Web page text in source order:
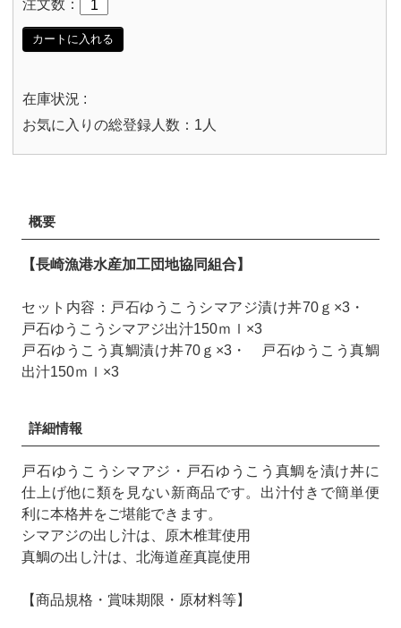
注文数：
カートに入れる
在庫状況 :
お気に入りの総登録人数：1人
概要
【長崎漁港水産加工団地協同組合】
セット内容：戸石ゆうこうシマアジ漬け丼70ｇ×3・
戸石ゆうこうシマアジ出汁150ｍｌ×3
戸石ゆうこう真鯛漬け丼70ｇ×3・ 戸石ゆうこう真鯛
出汁150ｍｌ×3
詳細情報
戸石ゆうこうシマアジ・戸石ゆうこう真鯛を漬け丼に
仕上げ他に類を見ない新商品です。出汁付きで簡単便
利に本格丼をご堪能できます。
シマアジの出し汁は、原木椎茸使用
真鯛の出し汁は、北海道産真崑使用
【商品規格・賞味期限・原材料等】